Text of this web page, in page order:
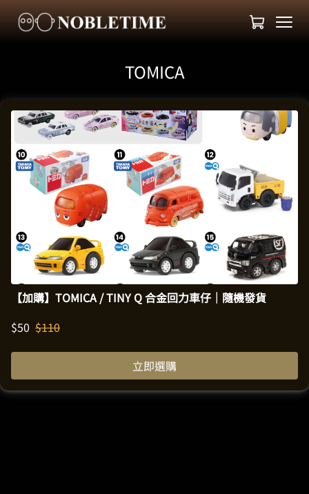
TOMICA
【加購】TOMICA / TINY Q 合金回力車仔｜隨機發貨
$50 $110
立即選購